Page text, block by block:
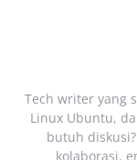
Tech writer yang
Linux Ubuntu,
butuh
kolaborasi,